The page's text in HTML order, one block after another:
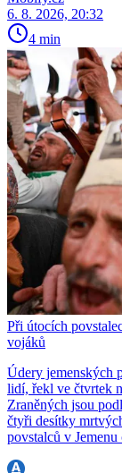
6. 8. 2026, 20:32
4 min
Při útocích
vojáků
Údery jemenských
lidí, řekl ve čtvrtek
Zraněných jsou
čtyři desítky
povstalců v